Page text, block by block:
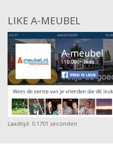
LIKE A-MEUBEL
Laadtijd: 0.1701 seconden